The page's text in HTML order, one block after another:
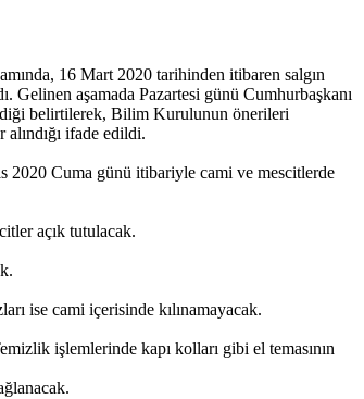
16 Mart 2020 tarihinden itibaren salgın
Gelinen aşamada Pazartesi günü Cumhurbaşkanı
belirtilerek, Bilim Kurulunun önerileri
ifade edildi.
2020 Cuma günü itibariyle cami ve mescitlerde
açık tutulacak.
ise cami içerisinde kılınamayacak.
işlemlerinde kapı kolları gibi el temasının